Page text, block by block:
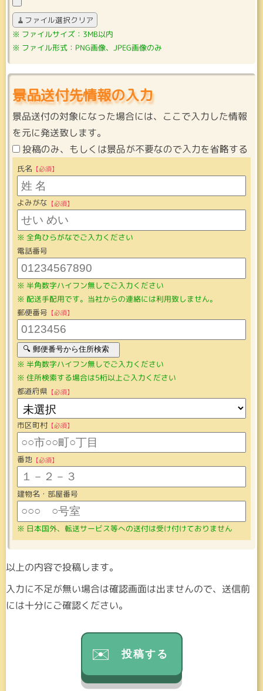
🧹ファイル選択クリア
ファイルサイズ：3MB以内
ファイル形式：PNG画像、JPEG画像のみ
景品送付先情報の入力
景品送付の対象になった場合には、ここで入力した情報
を元に発送致します。
投稿のみ、もしくは景品が不要なので入力を省略する
氏名
よみがな
全角ひらがなでご入力ください
電話番号
半角数字ハイフン無しでご入力ください
配送手配用です。当社からの連絡には利用致しません。
郵便番号
半角数字ハイフン無しでご入力ください
住所検索する場合は5桁以上ご入力ください
都道府県
市区町村
番地
建物名・部屋番号
日本国外、転送サービス等への送付は受け付けておりません
以上の内容で投稿します。
入力に不足が無い場合は確認画面は出ませんので、送信前
には十分にご確認ください。
投稿する